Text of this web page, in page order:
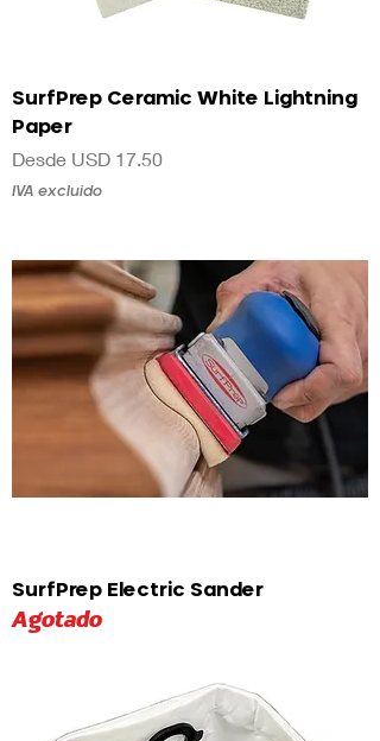
SurfPrep Ceramic White Lightning
Paper
Desde USD 17.50
Precio de oferta
IVA excluido
SurfPrep Electric Sander
Agotado